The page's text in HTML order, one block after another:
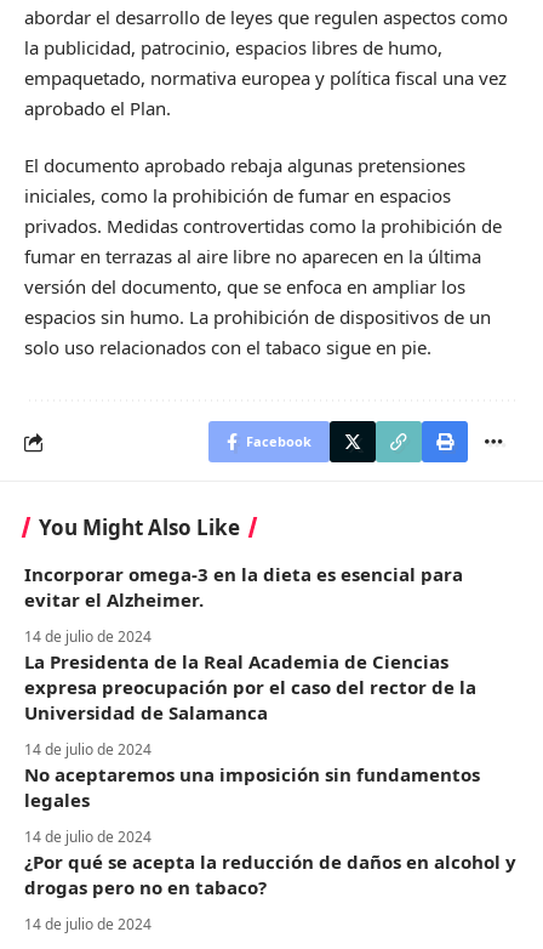
abordar el desarrollo de leyes que regulen aspectos como
la publicidad, patrocinio, espacios libres de humo,
empaquetado, normativa europea y política fiscal una vez
aprobado el Plan.
El documento aprobado rebaja algunas pretensiones
iniciales, como la prohibición de fumar en espacios
privados. Medidas controvertidas como la prohibición de
fumar en terrazas al aire libre no aparecen en la última
versión del documento, que se enfoca en ampliar los
espacios sin humo. La prohibición de dispositivos de un
solo uso relacionados con el tabaco sigue en pie.
Facebook
You Might Also Like
Incorporar omega-3 en la dieta es esencial para
evitar el Alzheimer.
14 de julio de 2024
La Presidenta de la Real Academia de Ciencias
expresa preocupación por el caso del rector de la
Universidad de Salamanca
14 de julio de 2024
No aceptaremos una imposición sin fundamentos
legales
14 de julio de 2024
¿Por qué se acepta la reducción de daños en alcohol y
drogas pero no en tabaco?
14 de julio de 2024